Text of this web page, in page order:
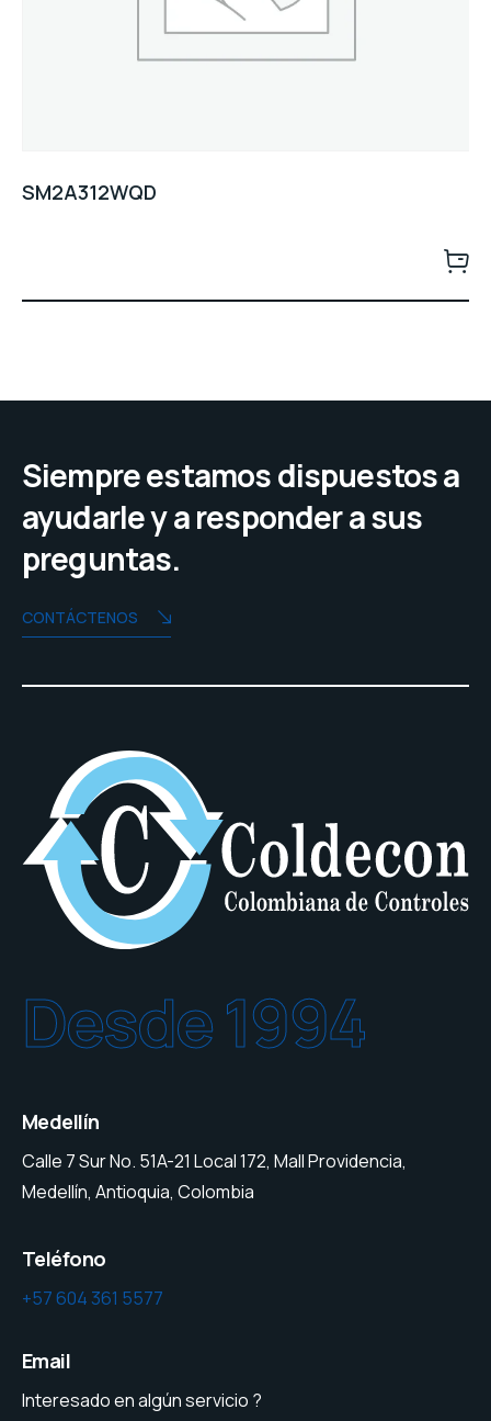
SM2A312WQD
Siempre estamos dispuestos a
ayudarle y a responder a sus
preguntas.
CONTÁCTENOS
Desde 1994
Medellín
Calle 7 Sur No. 51A-21 Local 172, Mall Providencia,
Medellín, Antioquia, Colombia
Teléfono
+57 604 361 5577
Email
Interesado en algún servicio ?